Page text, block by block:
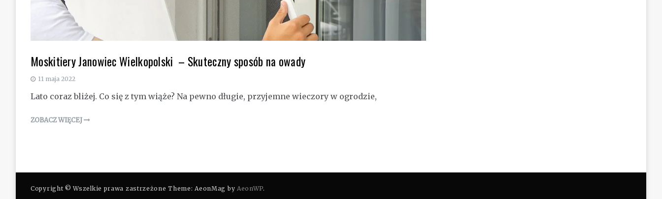
Moskitiery Janowiec Wielkopolski – Skuteczny sposób na owady
11 maja 2022
Lato coraz bliżej. Co się z tym wiąże? Na pewno długie, przyjemne wieczory w ogrodzie,
ZOBACZ WIĘCEJ
Copyright © Wszelkie prawa zastrzeżone Theme: AeonMag by AeonWP.